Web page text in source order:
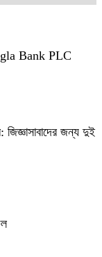
Bank PLC
জিজ্ঞাসাবাদের জন্য দুই